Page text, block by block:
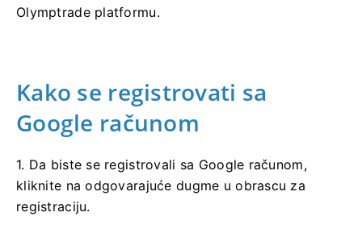
Olymptrade platformu.
Kako se registrovati sa
Google računom
1. Da biste se registrovali sa Google računom,
kliknite na odgovarajuće dugme u obrascu za
registraciju.